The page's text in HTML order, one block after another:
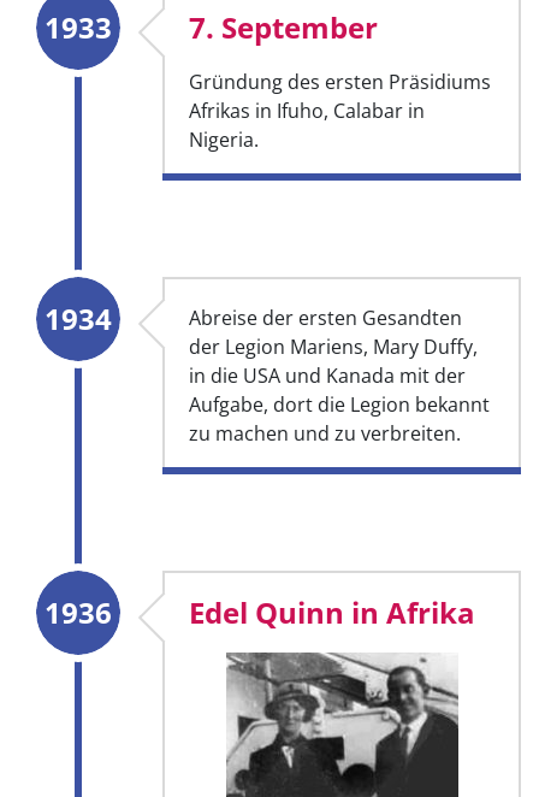
7. September
Gründung des ersten Präsidiums
Afrikas in Ifuho, Calabar in
Nigeria.
1933
Abreise der ersten Gesandten
der Legion Mariens, Mary Duffy,
in die USA und Kanada mit der
Aufgabe, dort die Legion bekannt
zu machen und zu verbreiten.
1934
Edel Quinn in Afrika
1936